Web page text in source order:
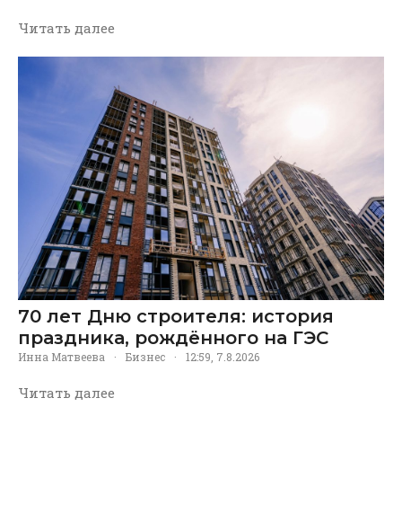
Читать далее
70 лет Дню строителя: история
праздника, рождённого на ГЭС
Инна Матвеева · Бизнес · 12:59, 7.8.2026
Читать далее